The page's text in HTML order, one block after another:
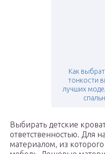
Как
тонкости
лучших
Выбирать детские
ответственностью. Для
материалом, из